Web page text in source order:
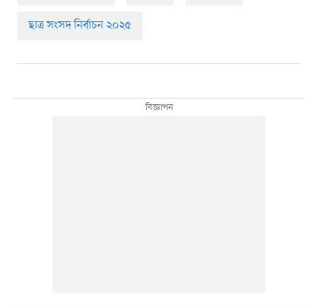
ছাত্র সংসদ নির্বাচন ২০২৫